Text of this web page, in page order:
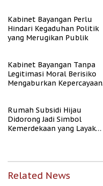
Kabinet Bayangan Perlu
Hindari Kegaduhan Politik
yang Merugikan Publik
Kabinet Bayangan Tanpa
Legitimasi Moral Berisiko
Mengaburkan Kepercayaan
Rumah Subsidi Hijau
Didorong Jadi Simbol
Kemerdekaan yang Layak
Related News